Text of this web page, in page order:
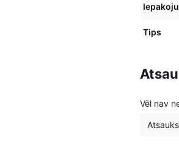
Tips
Vēl nav